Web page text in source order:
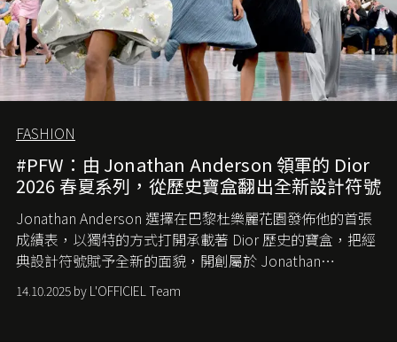
FASHION
#PFW：由 Jonathan Anderson 領軍的 Dior
2026 春夏系列，從歷史寶盒翻出全新設計符號
Jonathan Anderson 選擇在巴黎杜樂麗花園發佈他的首張
成績表，以獨特的方式打開承載著 Dior 歷史的寶盒，把經
典設計符號賦予全新的面貌，開創屬於 Jonathan
Anderson 的 Dior 時代。
14.10.2025 by L'OFFICIEL Team